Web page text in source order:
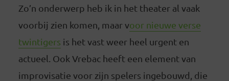
Zo’n onderwerp heb ik in het theater al vaak
voorbij zien komen, maar voor nieuwe verse
twintigers is het vast weer heel urgent en
actueel. Ook Vrebac heeft een element van
improvisatie voor zijn spelers ingebouwd, die